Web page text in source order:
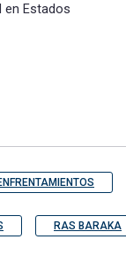
Estados
RAS BARAKA